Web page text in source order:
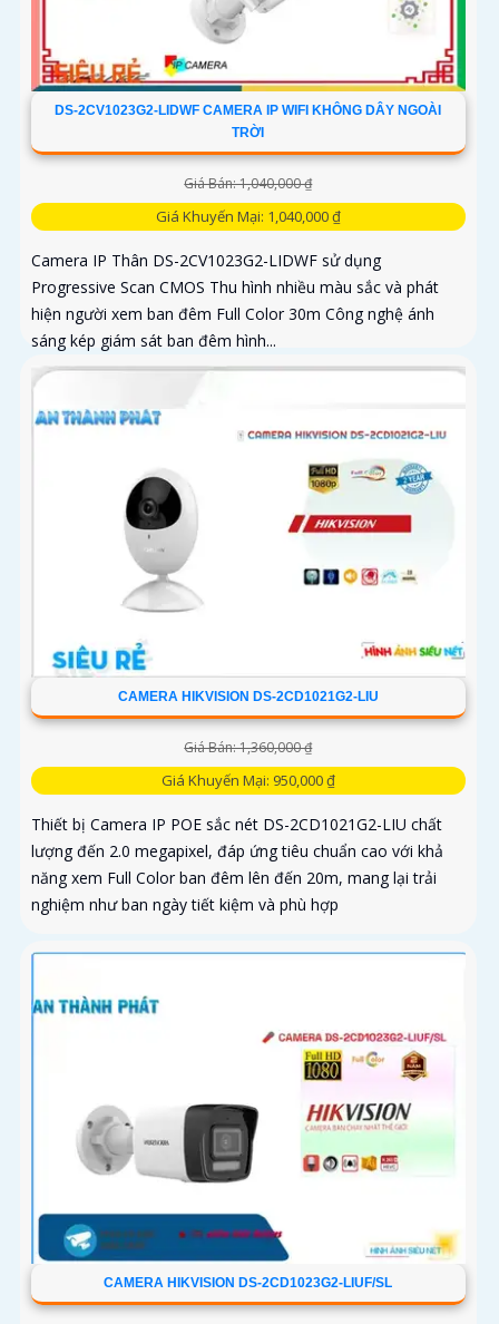
DS-2CV1023G2-LIDWF CAMERA IP WIFI KHÔNG DÂY NGOÀI
TRỜI
Giá Bán: 1,040,000 ₫
Giá Khuyến Mại: 1,040,000 ₫
Camera IP Thân DS-2CV1023G2-LIDWF sử dụng
Progressive Scan CMOS Thu hình nhiều màu sắc và phát
hiện người xem ban đêm Full Color 30m Công nghệ ánh
sáng kép giám sát ban đêm hình...
CAMERA HIKVISION DS-2CD1021G2-LIU
Giá Bán: 1,360,000 ₫
Giá Khuyến Mại: 950,000 ₫
Thiết bị Camera IP POE sắc nét DS-2CD1021G2-LIU chất
lượng đến 2.0 megapixel, đáp ứng tiêu chuẩn cao với khả
năng xem Full Color ban đêm lên đến 20m, mang lại trải
nghiệm như ban ngày tiết kiệm và phù hợp
CAMERA HIKVISION DS-2CD1023G2-LIUF/SL